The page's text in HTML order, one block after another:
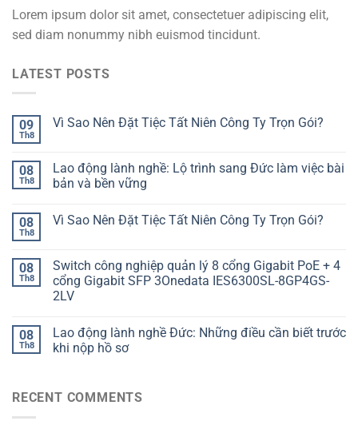
Lorem ipsum dolor sit amet, consectetuer adipiscing elit,
sed diam nonummy nibh euismod tincidunt.
LATEST POSTS
09
Th8
Vì Sao Nên Đặt Tiệc Tất Niên Công Ty Trọn Gói?
08
Th8
Lao động lành nghề: Lộ trình sang Đức làm việc bài
bản và bền vững
08
Th8
Vì Sao Nên Đặt Tiệc Tất Niên Công Ty Trọn Gói?
08
Th8
Switch công nghiệp quản lý 8 cổng Gigabit PoE + 4
cổng Gigabit SFP 3Onedata IES6300SL-8GP4GS-
2LV
08
Th8
Lao động lành nghề Đức: Những điều cần biết trước
khi nộp hồ sơ
RECENT COMMENTS